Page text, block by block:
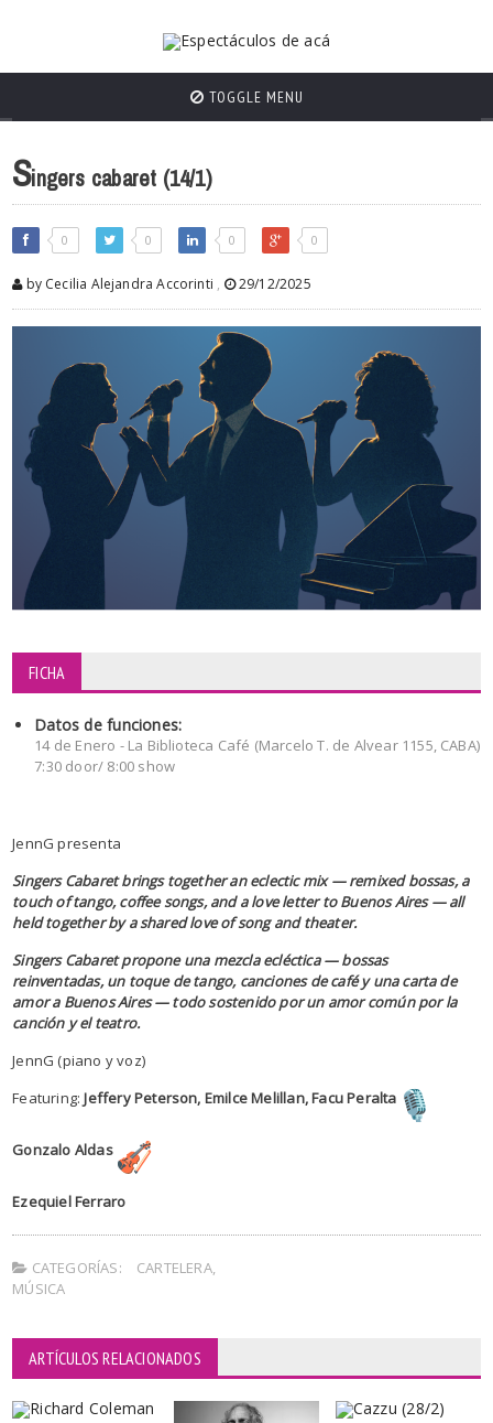
TOGGLE MENU
Singers cabaret (14/1)
0 0 0 0
by Cecilia Alejandra Accorinti , 29/12/2025
FICHA
Datos de funciones:
14 de Enero - La Biblioteca Café (Marcelo T. de Alvear 1155, CABA)
7:30 door/ 8:00 show
JennG presenta
Singers Cabaret brings together an eclectic mix — remixed bossas, a
touch of tango, coffee songs, and a love letter to Buenos Aires — all
held together by a shared love of song and theater.
Singers Cabaret propone una mezcla ecléctica — bossas
reinventadas, un toque de tango, canciones de café y una carta de
amor a Buenos Aires — todo sostenido por un amor común por la
canción y el teatro.
JennG (piano y voz)
Featuring:Jeffery Peterson, Emilce Melillan, Facu Peralta
Gonzalo Aldas
Ezequiel Ferraro
CATEGORÍAS: CARTELERA,
MÚSICA
ARTÍCULOS RELACIONADOS